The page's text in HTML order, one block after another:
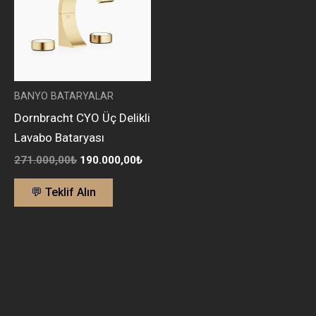
BANYO BATARYALAR
Dornbracht CYO Üç Delikli
Lavabo Bataryası
271.000,00₺ 190.000,00₺
💬 Teklif Alın